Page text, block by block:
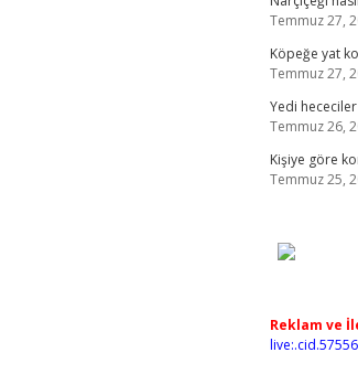
Temmuz 27,
Köpeğe yat
Temmuz 27,
Yedi
Temmuz 26,
Kişiye göre
Temmuz 25,
Reklam ve